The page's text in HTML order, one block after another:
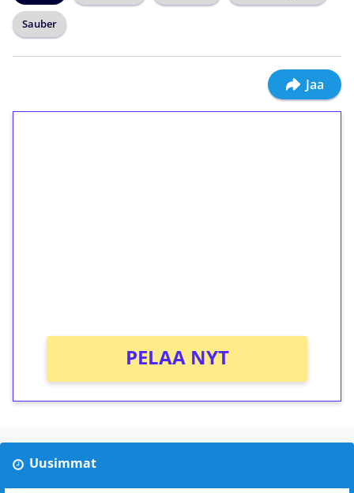
Sauber
Jaa
PELAA NYT
Uusimmat